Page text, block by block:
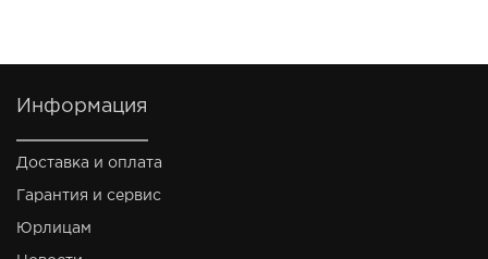
Информация
Доставка и оплата
Гарантия и сервис
Юрлицам